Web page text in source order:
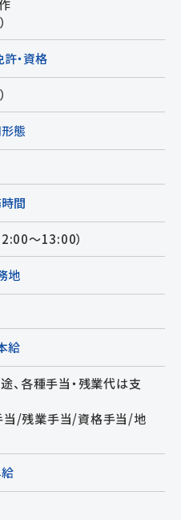
・資格
態
間
〜13:00）
地
給
各種手当・残業代は支
/残業手当/資格手当/地